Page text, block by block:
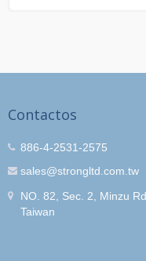
Contactos
886-4-2531-2575
sales@strongltd.com.tw
NO. 82, Sec. 2, Minzu
Taiwan